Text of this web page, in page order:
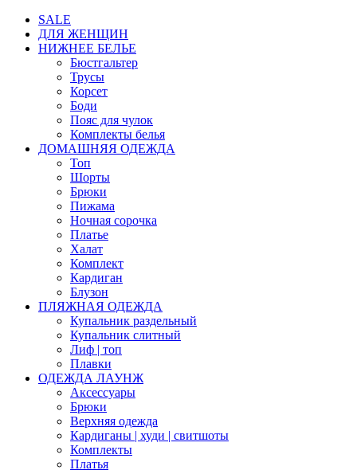
SALE
ДЛЯ ЖЕНЩИН
НИЖНЕЕ БЕЛЬЕ
Бюстгальтер
Трусы
Корсет
Боди
Пояс для чулок
Комплекты белья
ДОМАШНЯЯ ОДЕЖДА
Топ
Шорты
Брюки
Пижама
Ночная сорочка
Платье
Халат
Комплект
Кардиган
Блузон
ПЛЯЖНАЯ ОДЕЖДА
Купальник раздельный
Купальник слитный
Лиф | топ
Плавки
ОДЕЖДА ЛАУНЖ
Аксессуары
Брюки
Верхняя одежда
Кардиганы | худи | свитшоты
Комплекты
Платья